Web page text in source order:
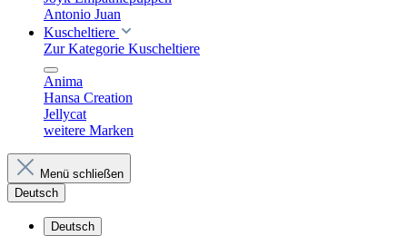
Antonio Juan
Kuscheltiere
Zur Kategorie Kuscheltiere
Anima
Hansa Creation
Jellycat
weitere Marken
Menü schließen
Deutsch
Deutsch